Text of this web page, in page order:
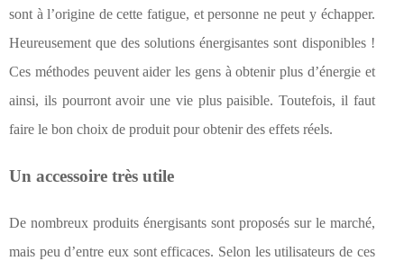
sont à l’origine de cette fatigue, et personne ne peut y échapper.
Heureusement que des solutions énergisantes sont disponibles !
Ces méthodes peuvent aider les gens à obtenir plus d’énergie et
ainsi, ils pourront avoir une vie plus paisible. Toutefois, il faut
faire le bon choix de produit pour obtenir des effets réels.
Un accessoire très utile
De nombreux produits énergisants sont proposés sur le marché,
mais peu d’entre eux sont efficaces. Selon les utilisateurs de ces